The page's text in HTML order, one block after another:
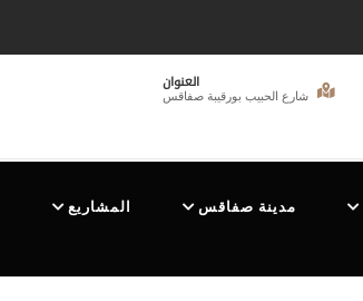
العنوان
شارع الحبيب بورقيبة صفاقس
مدينة صفاقس المشاريع